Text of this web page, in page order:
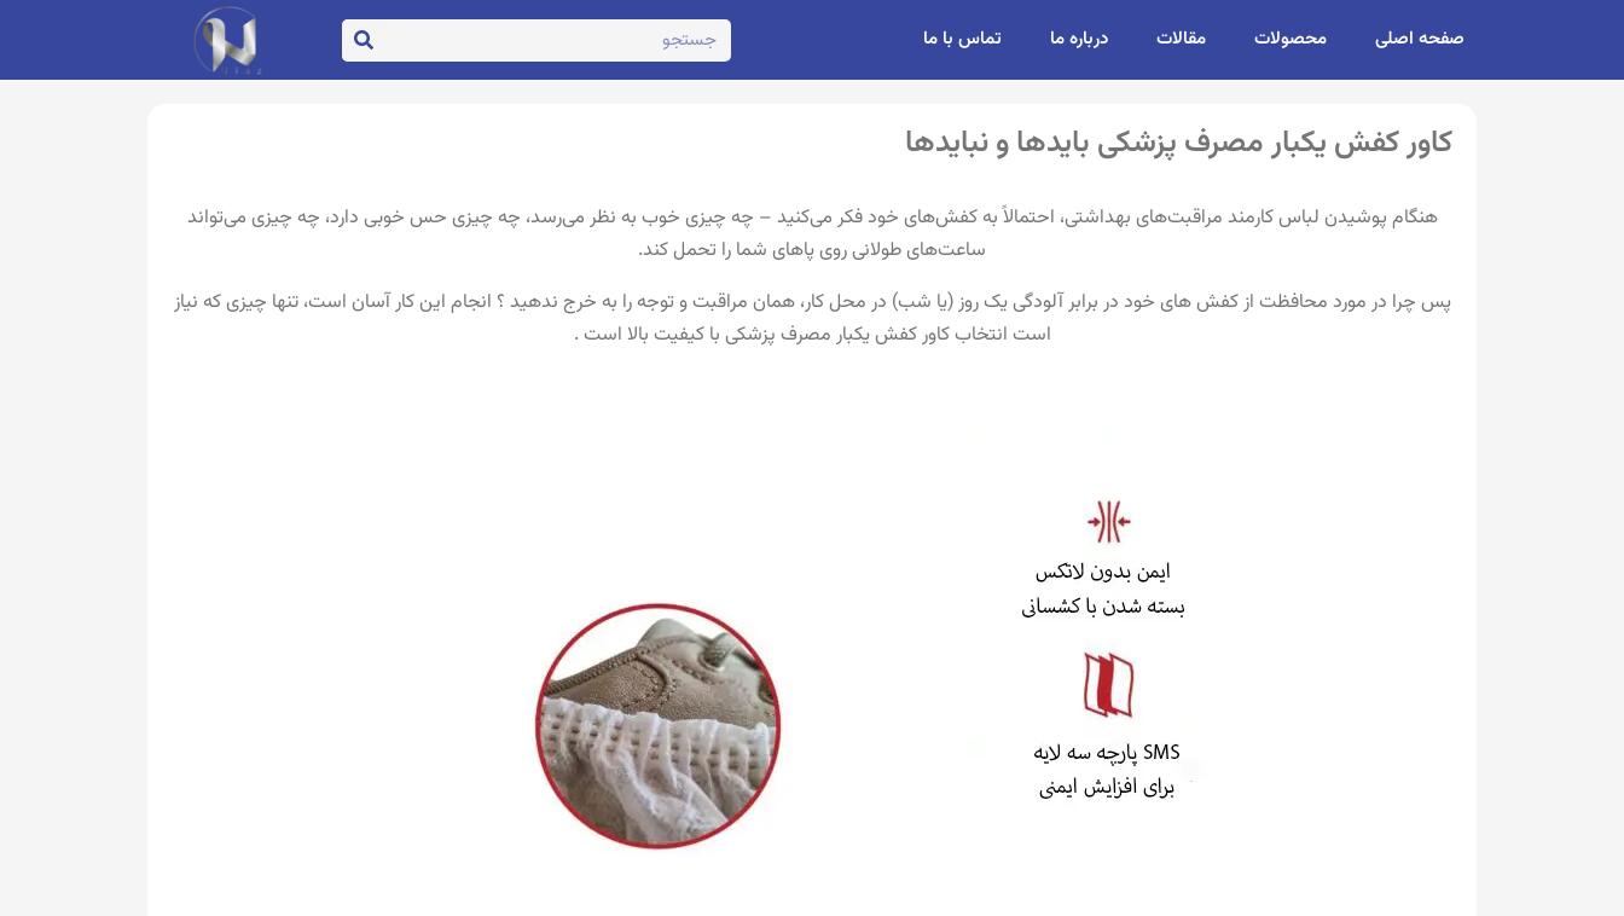
صفحه اصلی محصولات مقالات درباره ما تماس با ما
کاور کفش یکبار مصرف پزشکی بایدها و نبایدها
هنگام پوشیدن لباس کارمند مراقبت‌های بهداشتی، احتمالاً به کفش‌های خود فکر می‌کنید – چه چیزی خوب به نظر می‌رسد، چه چیزی حس خوبی دارد، چه چیزی می‌تواند
ساعت‌های طولانی روی پاهای شما را تحمل کند.
پس چرا در مورد محافظت از کفش های خود در برابر آلودگی یک روز (یا شب) در محل کار، همان مراقبت و توجه را به خرج ندهید ؟ انجام این کار آسان است، تنها چیزی که نیاز
است انتخاب کاور کفش یکبار مصرف پزشکی با کیفیت بالا است .